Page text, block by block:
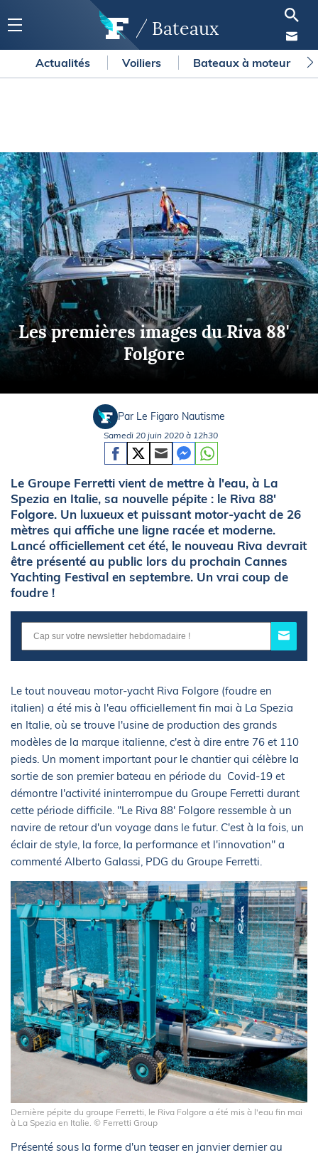
Bateaux
Actualités Voiliers Bateaux à moteur
Les premières images du Riva 88'
Folgore
Par Le Figaro Nautisme
Samedi 20 juin 2020 à 12h30
Le Groupe Ferretti vient de mettre à l'eau, à La
Spezia en Italie, sa nouvelle pépite : le Riva 88'
Folgore. Un luxueux et puissant motor-yacht de 26
mètres qui affiche une ligne racée et moderne.
Lancé officiellement cet été, le nouveau Riva devrait
être présenté au public lors du prochain Cannes
Yachting Festival en septembre. Un vrai coup de
foudre !
Le tout nouveau motor-yacht Riva Folgore (foudre en
italien) a été mis à l'eau officiellement fin mai à La Spezia
en Italie, où se trouve l'usine de production des grands
modèles de la marque italienne, c'est à dire entre 76 et 110
pieds. Un moment important pour le chantier qui célèbre la
sortie de son premier bateau en période du Covid-19 et
démontre l'activité ininterrompue du Groupe Ferretti durant
cette période difficile. "Le Riva 88' Folgore ressemble à un
navire de retour d'un voyage dans le futur. C'est à la fois, un
éclair de style, la force, la performance et l'innovation" a
commenté Alberto Galassi, PDG du Groupe Ferretti.
Dernière pépite du groupe Ferretti, le Riva Folgore a été mis à l'eau fin mai
à La Spezia en Italie. © Ferretti Group
Présenté sous la forme d'un teaser en janvier dernier au